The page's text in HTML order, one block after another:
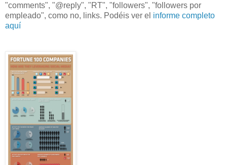
"comments", "@reply", "RT", "followers", "followers por
empleado", como no, links. Podéis ver el informe completo
aquí